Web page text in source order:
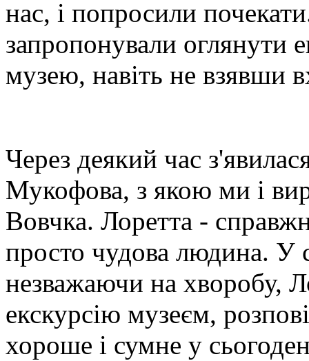
нас, і попросили
запропонували оглянути
музею, навіть не взявши
Через деякий час
Мукофова, з якою ми і
Вовчка. Лоретта -
просто чудова людина. У
незважаючи на хворобу,
екскурсію музеєм,
хороше і сумне у